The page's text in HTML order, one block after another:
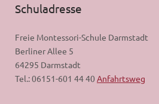
Schuladresse
Freie Montessori-Schule Darmstadt
Berliner Allee 5
64295 Darmstadt
Tel.: 06151-601 44 40 Anfahrtsweg